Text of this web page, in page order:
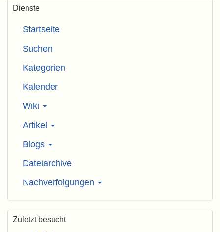
Dienste
Startseite
Suchen
Kategorien
Kalender
Wiki
Artikel
Blogs
Dateiarchive
Nachverfolgungen
Zuletzt besucht